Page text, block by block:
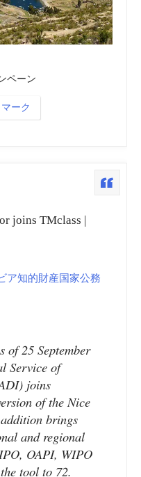
ペーン
ーク
joins TMclass |
ア知的財産国家公務
of 25 September
Service of
joins
of the Nice
brings
and regional
OAPI, WIPO
tool to 72.